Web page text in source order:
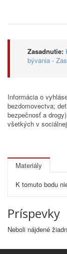
Zasadnutie:
bývania -
Informácia o
bezdomovectva;
bezpečnosť a
všetkých v
Materiály
K tomuto bodu
Príspevky
Neboli nájdené